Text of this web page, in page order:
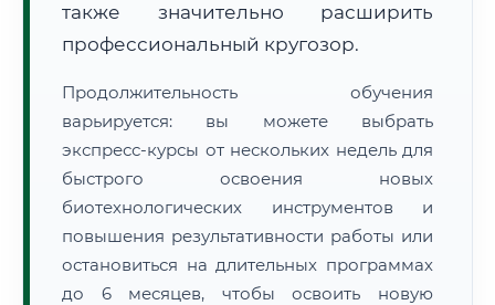
также значительно расширить
профессиональный кругозор.
Продолжительность обучения
варьируется: вы можете выбрать
экспресс-курсы от нескольких недель для
быстрого освоения новых
биотехнологических инструментов и
повышения результативности работы или
остановиться на длительных программах
до 6 месяцев, чтобы освоить новую